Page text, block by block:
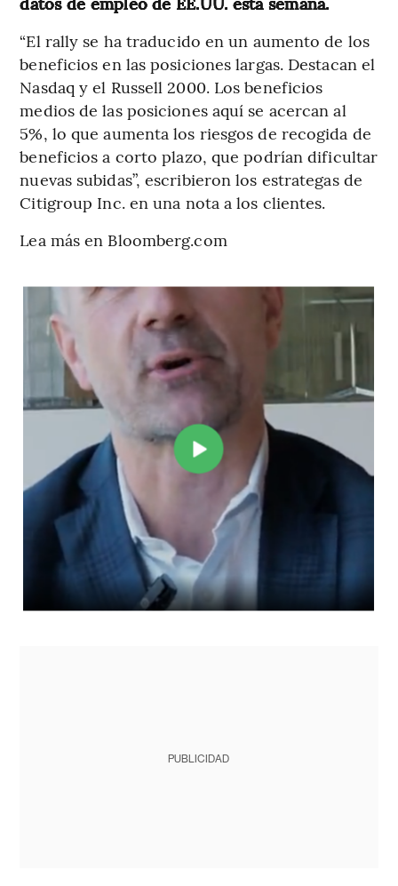
“El rally se ha traducido en un aumento de los
beneficios en las posiciones largas. Destacan el
Nasdaq y el Russell 2000. Los beneficios
medios de las posiciones aquí se acercan al
5%, lo que aumenta los riesgos de recogida de
beneficios a corto plazo, que podrían dificultar
nuevas subidas”, escribieron los estrategas de
Citigroup Inc. en una nota a los clientes.
Lea más en Bloomberg.com
PUBLICIDAD